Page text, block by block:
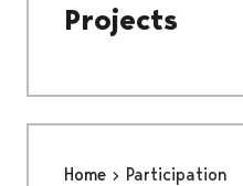
Projects
Home Participation